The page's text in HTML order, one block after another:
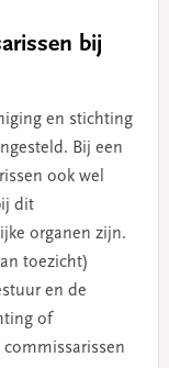
bij
en stichting
Bij een
ook wel
dit
organen zijn.
toezicht)
en de
of
commissarissen